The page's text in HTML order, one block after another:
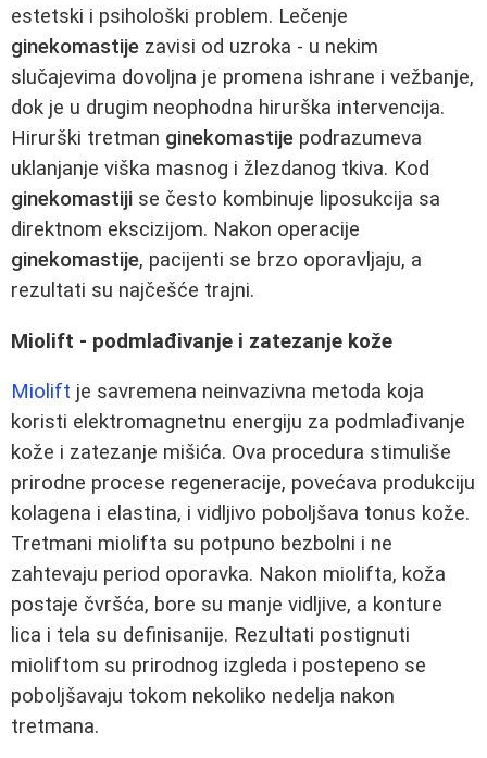
estetski i psihološki problem. Lečenje
ginekomastije zavisi od uzroka - u nekim
slučajevima dovoljna je promena ishrane i vežbanje,
dok je u drugim neophodna hirurška intervencija.
Hirurški tretman ginekomastije podrazumeva
uklanjanje viška masnog i žlezdanog tkiva. Kod
ginekomastiji se često kombinuje liposukcija sa
direktnom ekscizijom. Nakon operacije
ginekomastije, pacijenti se brzo oporavljaju, a
rezultati su najčešće trajni.
Miolift - podmlađivanje i zatezanje kože
Miolift je savremena neinvazivna metoda koja
koristi elektromagnetnu energiju za podmlađivanje
kože i zatezanje mišića. Ova procedura stimuliše
prirodne procese regeneracije, povećava produkciju
kolagena i elastina, i vidljivo poboljšava tonus kože.
Tretmani miolifta su potpuno bezbolni i ne
zahtevaju period oporavka. Nakon miolifta, koža
postaje čvršća, bore su manje vidljive, a konture
lica i tela su definisanije. Rezultati postignuti
mioliftom su prirodnog izgleda i postepeno se
poboljšavaju tokom nekoliko nedelja nakon
tretmana.